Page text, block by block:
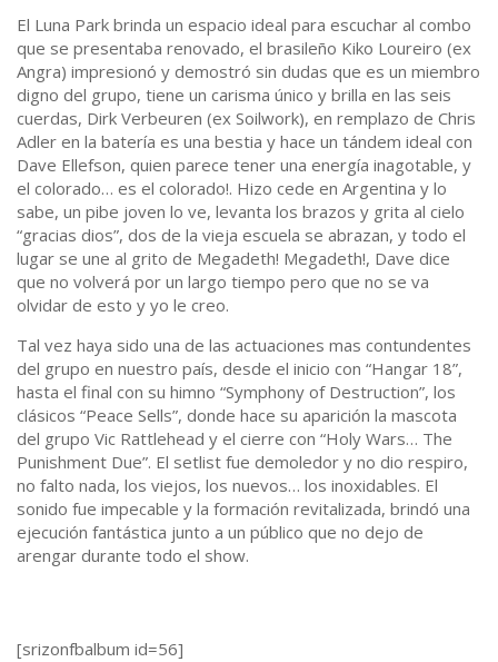
El Luna Park brinda un espacio ideal para escuchar al combo
que se presentaba renovado, el brasileño Kiko Loureiro (ex
Angra) impresionó y demostró sin dudas que es un miembro
digno del grupo, tiene un carisma único y brilla en las seis
cuerdas, Dirk Verbeuren (ex Soilwork), en remplazo de Chris
Adler en la batería es una bestia y hace un tándem ideal con
Dave Ellefson, quien parece tener una energía inagotable, y
el colorado… es el colorado!. Hizo cede en Argentina y lo
sabe, un pibe joven lo ve, levanta los brazos y grita al cielo
“gracias dios”, dos de la vieja escuela se abrazan, y todo el
lugar se une al grito de Megadeth! Megadeth!, Dave dice
que no volverá por un largo tiempo pero que no se va
olvidar de esto y yo le creo.
Tal vez haya sido una de las actuaciones mas contundentes
del grupo en nuestro país, desde el inicio con “Hangar 18”,
hasta el final con su himno “Symphony of Destruction”, los
clásicos “Peace Sells”, donde hace su aparición la mascota
del grupo Vic Rattlehead y el cierre con “Holy Wars… The
Punishment Due”. El setlist fue demoledor y no dio respiro,
no falto nada, los viejos, los nuevos… los inoxidables. El
sonido fue impecable y la formación revitalizada, brindó una
ejecución fantástica junto a un público que no dejo de
arengar durante todo el show.
[srizonfbalbum id=56]